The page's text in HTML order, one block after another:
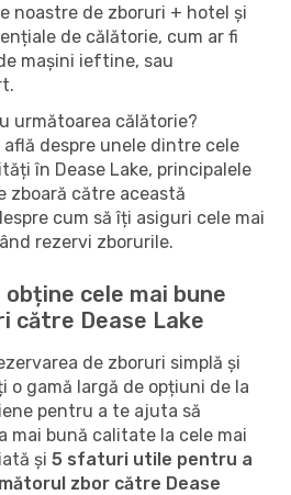
noastre de zboruri + hotel și
de călătorie, cum ar fi
mașini ieftine, sau
următoarea călătorie?
despre unele dintre cele
în Dease Lake, principalele
zboară către această
cum să îți asiguri cele mai
rezervi zborurile.
cele mai bune
către Dease Lake
de zboruri simplă și
gamă largă de opțiuni de la
pentru a te ajuta să
mai bună calitate la cele mai
și 5 sfaturi utile pentru a
zbor către Dease